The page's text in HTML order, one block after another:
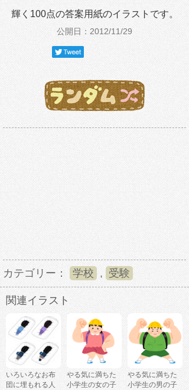
輝く100点の答案用紙のイラストです。
公開日：2012/11/29
カテゴリー： 学校 , 受験
関連イラスト
いろいろなお布
団に埋もれる人
やる気に満ちた
小学生の女の子
やる気に満ちた
小学生の男の子